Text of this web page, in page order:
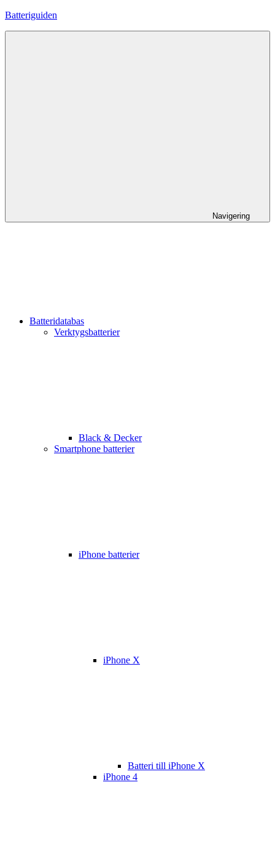
Hoppa
Batteriguiden
Navigering
Batteridatabas
Verktygsbatterier
Black & Decker
Smartphone batterier
iPhone batterier
iPhone X
Batteri till iPhone X
iPhone 4